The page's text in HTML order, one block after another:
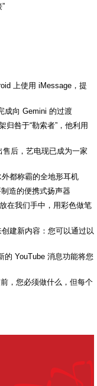
上使用 iMessage，提
成向 Gemini 的过渡
归咎于“勒索者”，他利用
后，艺电现已成为一家
都称霸的全地形耳机
造的便携式扬声器
在我们手中，用彩色做笔
建新内容：您可以通过以
的 YouTube 消息功能将您
，您必须做什么，但每个